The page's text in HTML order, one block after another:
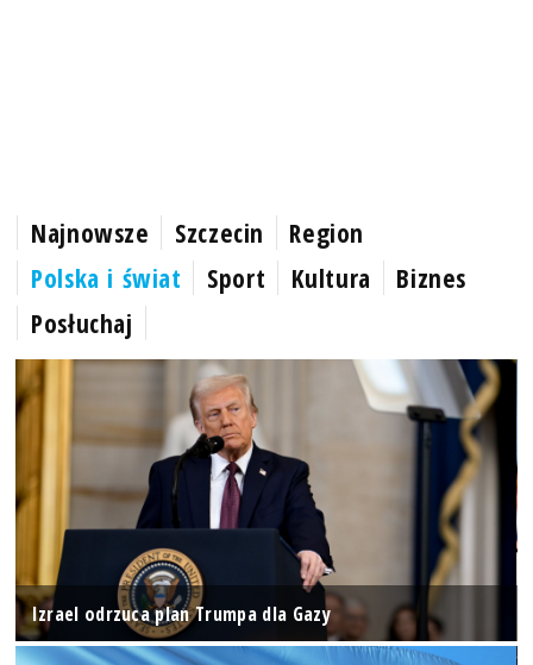
Najnowsze Szczecin
Region
Polska i świat
Sport Kultura
Biznes
Posłuchaj
Izrael odrzuca plan Trumpa dla Gazy